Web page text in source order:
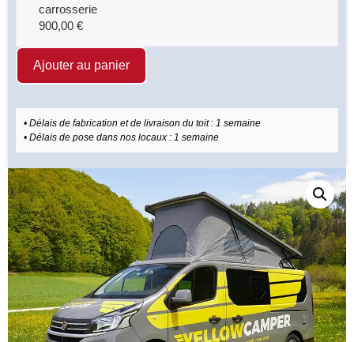
carrosserie
900,00 €
Ajouter au panier
• Délais de fabrication et de livraison du toit : 1 semaine
• Délais de pose dans nos locaux : 1 semaine